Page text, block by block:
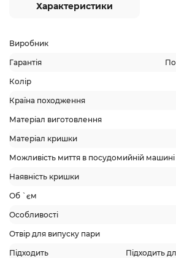
Характеристики
Виробник
Гарантія
Колір
Країна походження
Матеріал виготовлення
Матеріал кришки
Можливість миття в посудомийній машині
Наявність кришки
Об `єм
Особливості
Отвір для випуску пари
Підходить Підходить